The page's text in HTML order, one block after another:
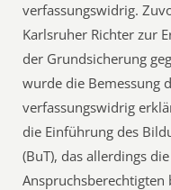
verfassungswidrig.
Karlsruher Richter zur
der Grundsicherung
wurde die Bemessung
verfassungswidrig
die Einführung des
(BuT), das allerdings